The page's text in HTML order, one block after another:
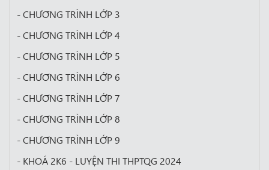
- CHƯƠNG TRÌNH LỚP 3
- CHƯƠNG TRÌNH LỚP 4
- CHƯƠNG TRÌNH LỚP 5
- CHƯƠNG TRÌNH LỚP 6
- CHƯƠNG TRÌNH LỚP 7
- CHƯƠNG TRÌNH LỚP 8
- CHƯƠNG TRÌNH LỚP 9
- KHOÁ 2K6 - LUYỆN THI THPTQG 2024